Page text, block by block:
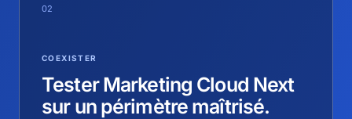
02
COEXISTER
Tester Marketing Cloud Next
sur un périmètre maîtrisé.